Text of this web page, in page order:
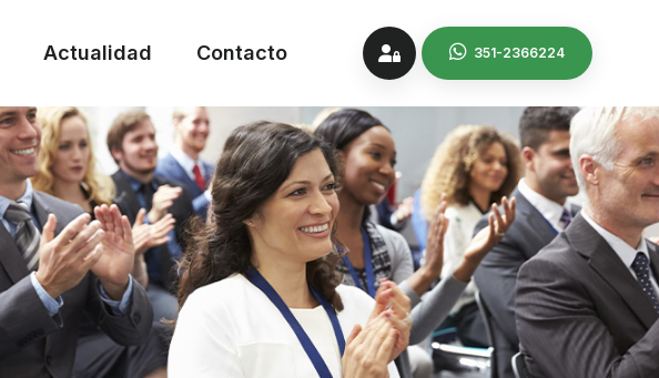
Actualidad Contacto 351-2366224